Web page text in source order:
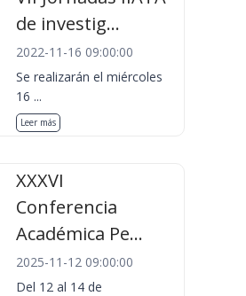
de investig...
2022-11-16 09:00:00
Se realizarán el miércoles
16 ...
Leer más
XXXVI
Conferencia
Académica Pe...
2025-11-12 09:00:00
Del 12 al 14 de